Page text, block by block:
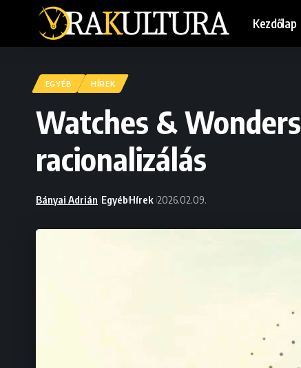
Kezdőlap
EGYÉB HÍREK
Watches &
racionalizálás
Bányai Adrián EgyébHírek 2026.02.09.